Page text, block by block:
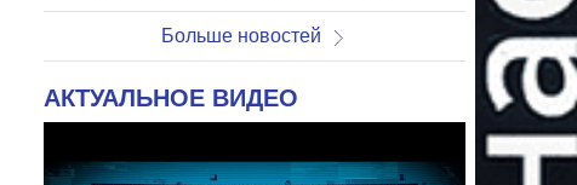
Больше новостей
АКТУАЛЬНОЕ ВИДЕО